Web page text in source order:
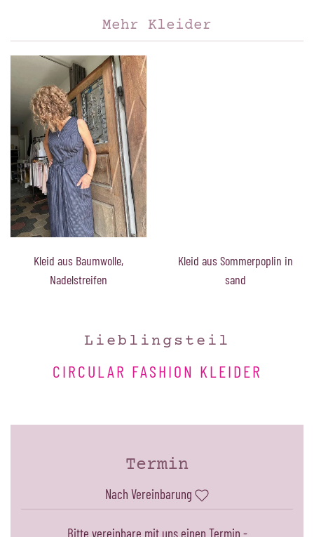
Mehr Kleider
Kleid aus Baumwolle,
Nadelstreifen
Kleid aus Sommerpoplin in
sand
Lieblingsteil
CIRCULAR FASHION KLEIDER
Termin
Nach Vereinbarung
Bitte vereinbare mit uns einen Termin -